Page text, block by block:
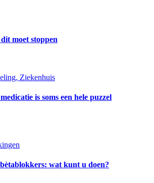
moet stoppen
Ziekenhuis
is soms een hele puzzel
wat kunt u doen?